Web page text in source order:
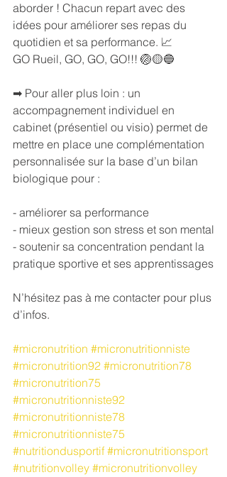
aborder ! Chacun repart avec des
idées pour améliorer ses repas du
quotidien et sa performance. 📈
GO Rueil, GO, GO, GO!!! 🏐🟡🔵
➡ Pour aller plus loin : un
accompagnement individuel en
cabinet (présentiel ou visio) permet de
mettre en place une complémentation
personnalisée sur la base d’un bilan
biologique pour :
- améliorer sa performance
- mieux gestion son stress et son mental
- soutenir sa concentration pendant la
pratique sportive et ses apprentissages
N’hésitez pas à me contacter pour plus
d’infos.
#micronutrition #micronutritionniste
#micronutrition92 #micronutrition78
#micronutrition75
#micronutritionniste92
#micronutritionniste78
#micronutritionniste75
#nutritiondusportif #micronutritionsport
#nutritionvolley #micronutritionvolley